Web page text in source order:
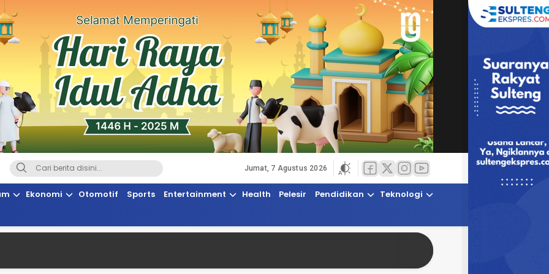
Suaranya Rakyat Sulteng
Jumat, 7 Agustus 2026
Ekonomi Otomotif Sports Entertainment Health Pelesir Pendidikan
Teknologi